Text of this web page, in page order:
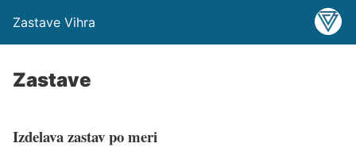
Zastave Vihra
Zastave
Izdelava zastav po meri